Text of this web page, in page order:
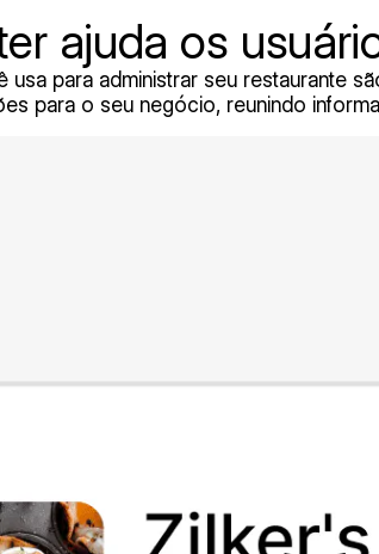
ajuda os
para administrar seu restaurante
para o seu negócio, reunindo